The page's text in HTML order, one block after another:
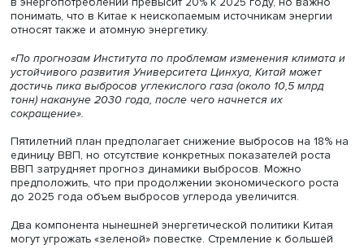
году.
По расчетам Исследовательского института экономики
технологий при CNPC (Китайской национальной
корпорации), потребление нефти вырастет с 700 млн
2020 году до 730-750 млн тонн в 2025 году, а газа — с
млрд кубометров до 420 и даже 500 млрд кубометров
соответственно. План не включает в себя целевые
источников энергии к 2025 году. Эксперты Центра
исследований энергетической и экологической
Пекинского технологического института полагают, что
в энергопотреблении превысит 20% к 2025 году, но
относят также и атомную энергетику.